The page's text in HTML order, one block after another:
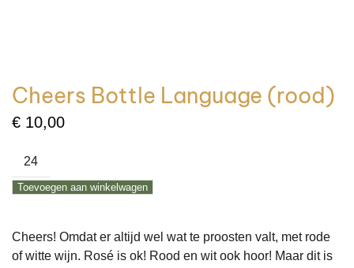
Cheers Bottle Language (rood)
€ 10,00
Cheers
Language
aantal
Toevoegen aan winkelwagen
Cheers! Omdat er altijd wel wat te proosten valt, met rode
of witte wijn. Rosé is ok! Rood en wit ook hoor! Maar dit is